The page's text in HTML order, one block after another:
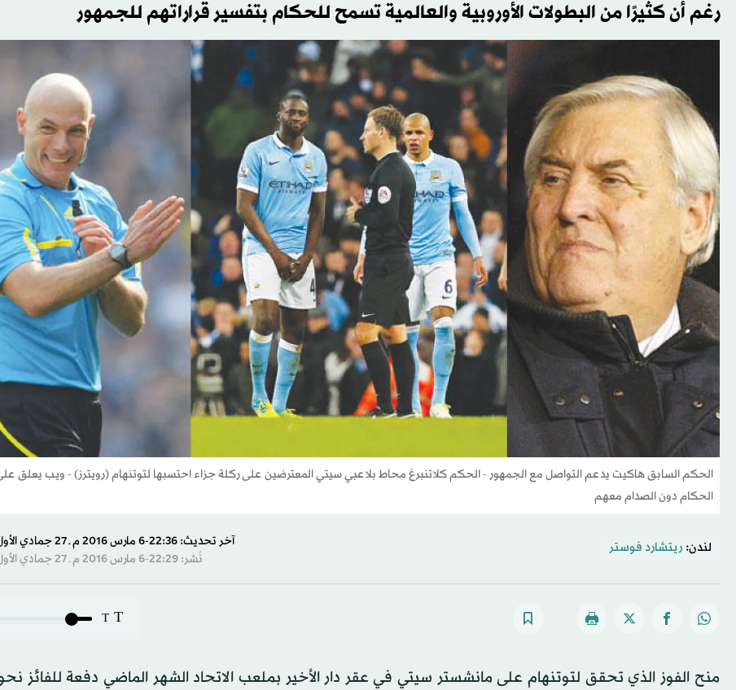
رغم أن كثيرًا من البطولات الأوروبية والعالمية تسمح للحكام بتفسير قراراتهم للجمهور
الحكم السابق هاكيت يدعم التواصل مع الجمهور - الحكم كلاتنبرغ محاط بلاعبي سيتي المعترضين على ركلة جزاء احتسبها لتوتنهام (رويترز) - ويب يعلق
الحكام دون الصدام معهم
لندن: ريتشارد فوستر
آخر تحديث: 22:36-6 مارس 2016 م ـ 27 جمادي الأول 1437 هـ
نُشر: 22:29-6 مارس 2016 م ـ 27 جمادي الأول 1437 هـ
T
T
منح الفوز الذي تحقق لتوتنهام على مانشستر سيتي في عقر دار الأخير بملعب الاتحاد الشهر الماضي دفعة للفائز